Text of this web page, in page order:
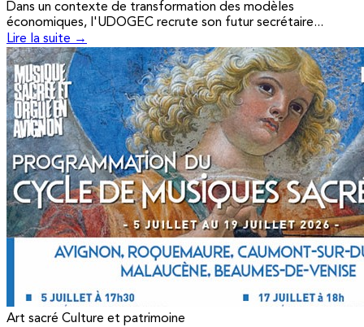
Dans un contexte de transformation des modèles
économiques, l'UDOGEC recrute son futur secrétaire...
Lire la suite →
Art sacré Culture et patrimoine